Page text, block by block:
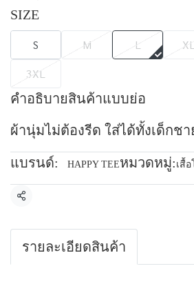
SIZE
S M L XL
3XL
คำอธิบายสินค้าแบบย่อ
ผ้านุ่มไม่ต้องรีด ใส่ได้ทั้งเด็กช
แบรนด์: HAPPY TEEหมวดหมู่: เสื้
แชร์
รายละเอียดสินค้า